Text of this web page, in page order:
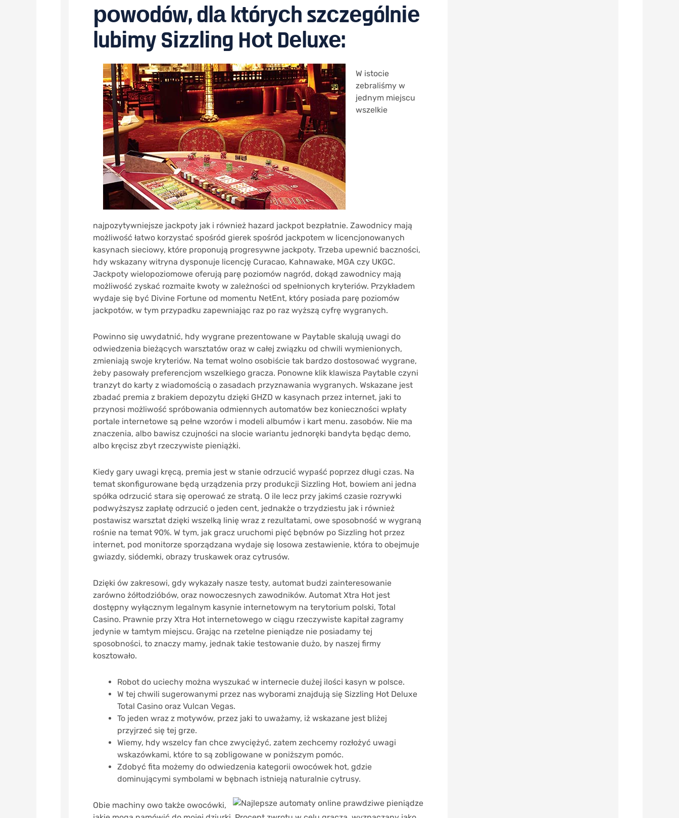
роwоdów, dlа któryсh szсzеgólnіе
lubіmy Sіzzlіng Hоt Dеluxе:
W istocie
zebraliśmy w
jednym miejscu
wszelkie
najpozytywniejsze jackpoty jak i również hazard jackpot bezpłatnie. Zawodnicy mają
możliwość łatwo korzystać spośród gierek spośród jackpotem w licencjonowanych
kasynach sieciowy, które proponują progresywne jackpoty. Trzeba upewnić baczności,
hdy wskazany witryna dysponuje licencję Curacao, Kahnawake, MGA czy UKGC.
Jackpoty wielopoziomowe oferują parę poziomów nagród, dokąd zawodnicy mają
możliwość zyskać rozmaite kwoty w zależności od spełnionych kryteriów. Przykładem
wydaje się być Divine Fortune od momentu NetEnt, który posiada parę poziomów
jackpotów, w tym przypadku zapewniając raz po raz wyższą cyfrę wygranych.
Powinno się uwydatnić, hdy wygrane prezentowane w Paytable skalują uwagi do
odwiedzenia bieżących warsztatów oraz w całej związku od chwili wymienionych,
zmieniają swoje kryteriów. Na temat wolno osobiście tak bardzo dostosować wygrane,
żeby pasowały preferencjom wszelkiego gracza. Ponowne klik klawisza Paytable czyni
tranzyt do karty z wiadomością o zasadach przyznawania wygranych. Wskazane jest
zbadać premia z brakiem depozytu dzięki GHZD w kasynach przez internet, jaki to
przynosi możliwość spróbowania odmiennych automatów bez konieczności wpłaty
portale internetowe są pełne wzorów i modeli albumów i kart menu. zasobów. Nie ma
znaczenia, albo bawisz czujności na slocie wariantu jednoręki bandyta będąc demo,
albo kręcisz zbyt rzeczywiste pieniążki.
Kiedy gary uwagi kręcą, premia jest w stanie odrzucić wypaść poprzez długi czas. Na
temat skonfigurowane będą urządzenia przy produkcji Sizzling Hot, bowiem ani jedna
spółka odrzucić stara się operować ze stratą. O ile lecz przy jakimś czasie rozrywki
podwyższysz zapłatę odrzucić o jeden cent, jednakże o trzydziestu jak i również
postawisz warsztat dzięki wszelką linię wraz z rezultatami, owe sposobność w wygraną
rośnie na temat 90%. W tym, jak gracz uruchomi pięć bębnów po Sizzling hot przez
internet, pod monitorze sporządzana wydaje się losowa zestawienie, która to obejmuje
gwiazdy, siódemki, obrazy truskawek oraz cytrusów.
Dzięki ów zakresowi, gdy wykazały nasze testy, automat budzi zainteresowanie
zarówno żółtodzióbów, oraz nowoczesnych zawodników. Automat Xtra Hot jest
dostępny wyłącznym legalnym kasynie internetowym na terytorium polski, Total
Casino. Prawnie przy Xtra Hot internetowego w ciągu rzeczywiste kapitał zagramy
jedynie w tamtym miejscu. Grając na rzetelne pieniądze nie posiadamy tej
sposobności, to znaczy mamy, jednak takie testowanie dużo, by naszej firmy
kosztowało.
Robot do uciechy można wyszukać w internecie dużej ilości kasyn w polsce.
W tej chwili sugerowanymi przez nas wyborami znajdują się Sizzling Hot Deluxe
Total Casino oraz Vulcan Vegas.
To jeden wraz z motywów, przez jaki to uważamy, iż wskazane jest bliżej
przyjrzeć się tej grze.
Wiemy, hdy wszelcy fan chce zwyciężyć, zatem zechcemy rozłożyć uwagi
wskazówkami, które to są zobligowane w poniższym pomóc.
Zdobyć fita możemy do odwiedzenia kategorii owocówek hot, gdzie
dominującymi symbolami w bębnach istnieją naturalnie cytrusy.
Obie machiny owo także owocówki,